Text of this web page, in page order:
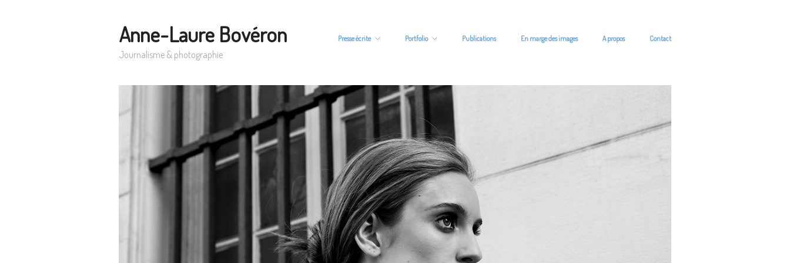
Anne-Laure Bovéron
Journalisme & photographie
Presse écrite Portfolio Publications En marge des images A propos Contact